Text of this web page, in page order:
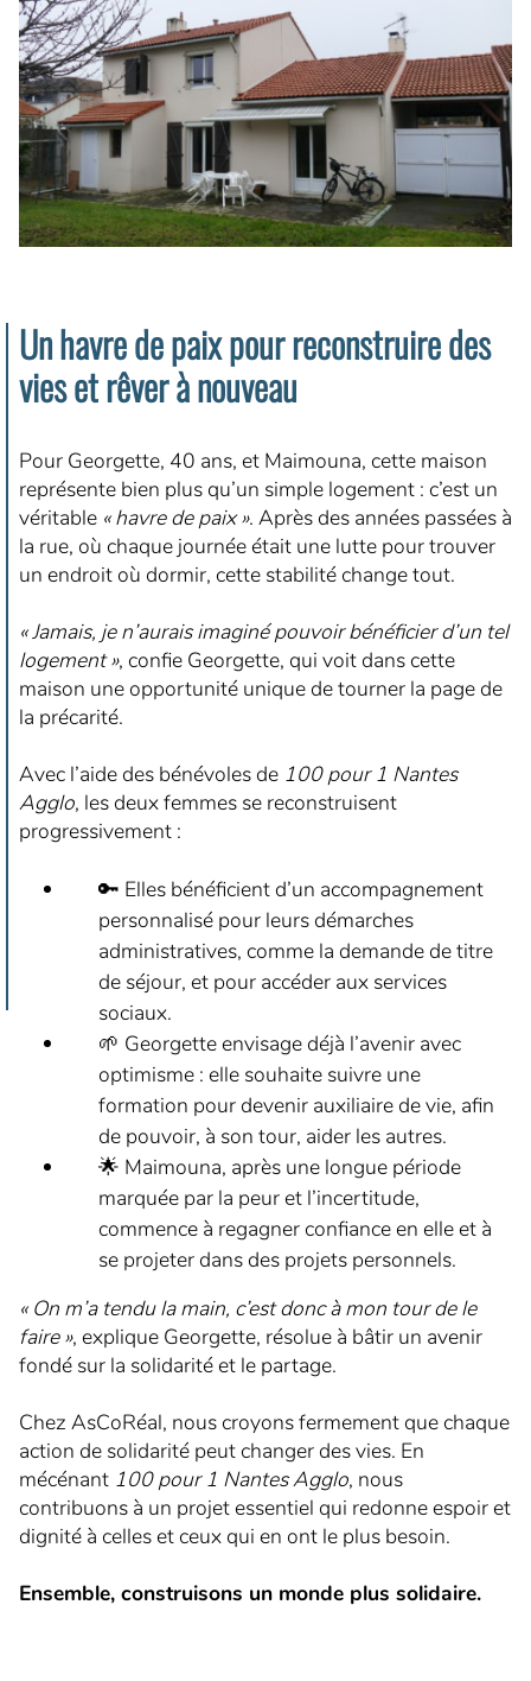
Demande de contact
Un havre de paix pour reconstruire des
vies et rêver à nouveau
Pour Georgette, 40 ans, et Maimouna, cette maison
représente bien plus qu’un simple logement : c’est un
véritable « havre de paix ». Après des années passées à
la rue, où chaque journée était une lutte pour trouver
un endroit où dormir, cette stabilité change tout.
« Jamais, je n’aurais imaginé pouvoir bénéficier d’un tel
logement », confie Georgette, qui voit dans cette
maison une opportunité unique de tourner la page de
la précarité.
Avec l’aide des bénévoles de 100 pour 1 Nantes
Agglo, les deux femmes se reconstruisent
progressivement :
🔑 Elles bénéficient d’un accompagnement
personnalisé pour leurs démarches
administratives, comme la demande de titre
de séjour, et pour accéder aux services
sociaux.
🌱 Georgette envisage déjà l’avenir avec
optimisme : elle souhaite suivre une
formation pour devenir auxiliaire de vie, afin
de pouvoir, à son tour, aider les autres.
🌟 Maimouna, après une longue période
marquée par la peur et l’incertitude,
commence à regagner confiance en elle et à
se projeter dans des projets personnels.
« On m’a tendu la main, c’est donc à mon tour de le
faire », explique Georgette, résolue à bâtir un avenir
fondé sur la solidarité et le partage.
Chez AsCoRéal, nous croyons fermement que chaque
action de solidarité peut changer des vies. En
mécénant 100 pour 1 Nantes Agglo, nous
contribuons à un projet essentiel qui redonne espoir et
dignité à celles et ceux qui en ont le plus besoin.
Ensemble, construisons un monde plus solidaire.